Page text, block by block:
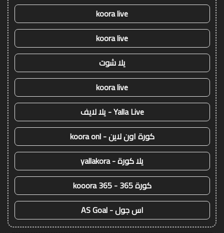
koora live
koora live
يلا شوت
koora live
Yalla Live - يلا لايف
كورة اون لاين - koora onl
يلا كورة - yallakora
كورة 365 - kooora 365
اس جول - AS Goal